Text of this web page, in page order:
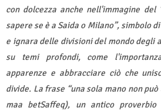
con dolcezza anche nell'immagine del
sapere se è a Saida o Milano”, simbolo
e ignara delle divisioni del mondo degli
su temi profondi, come
apparenze e abbracciare ciò che
divide. La frase “una sola mano non
maa betSaffeq), un antico